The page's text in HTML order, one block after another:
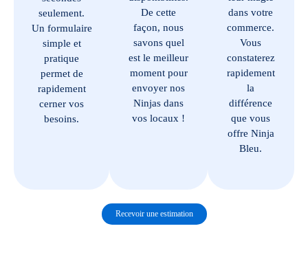
seulement.
Un formulaire
simple et
pratique
permet de
rapidement
cerner vos
besoins.
De cette
façon, nous
savons quel
est le meilleur
moment pour
envoyer nos
Ninjas dans
vos locaux !
dans votre
commerce.
Vous
constaterez
rapidement
la
différence
que vous
offre Ninja
Bleu.
Recevoir une estimation